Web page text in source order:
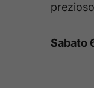
Sabato